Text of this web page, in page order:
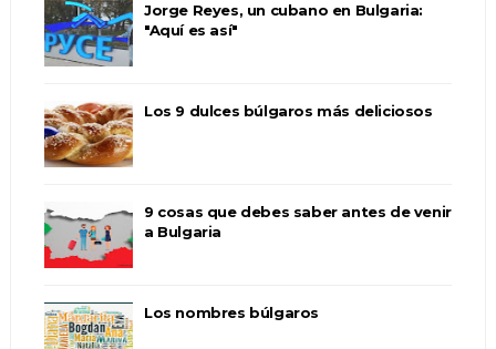
Jorge Reyes, un cubano en Bulgaria:
"Aquí es así"
Los 9 dulces búlgaros más deliciosos
9 cosas que debes saber antes de venir
a Bulgaria
Los nombres búlgaros